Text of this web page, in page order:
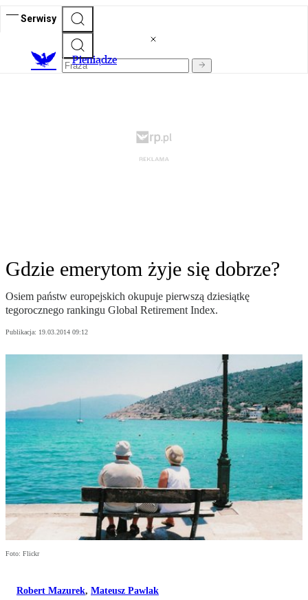
Serwisy
Pieniądze
Gdzie emerytom żyje się dobrze?
Osiem państw europejskich okupuje pierwszą dziesiątkę
tegorocznego rankingu Global Retirement Index.
Publikacja: 19.03.2014 09:12
Foto: Flickr
Robert Mazurek, Mateusz Pawlak